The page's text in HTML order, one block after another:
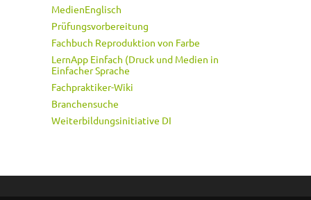
MedienEnglisch
Prüfungsvorbereitung
Fachbuch Reproduktion von Farbe
LernApp Einfach (Druck und Medien in
Einfacher Sprache
Fachpraktiker-Wiki
Branchensuche
Weiterbildungsinitiative DI